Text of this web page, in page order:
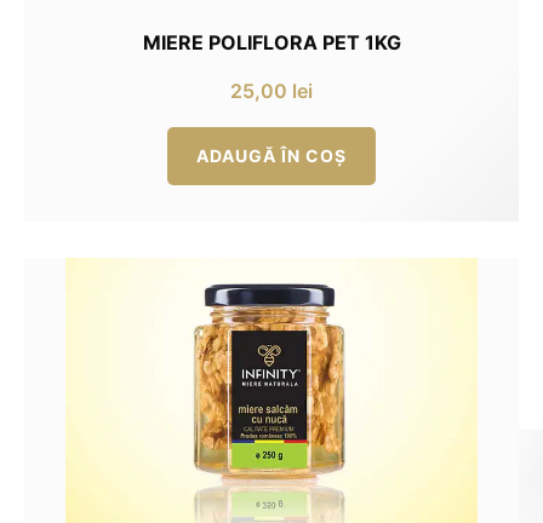
MIERE POLIFLORA PET 1KG
25,00 lei
ADAUGĂ ÎN COȘ